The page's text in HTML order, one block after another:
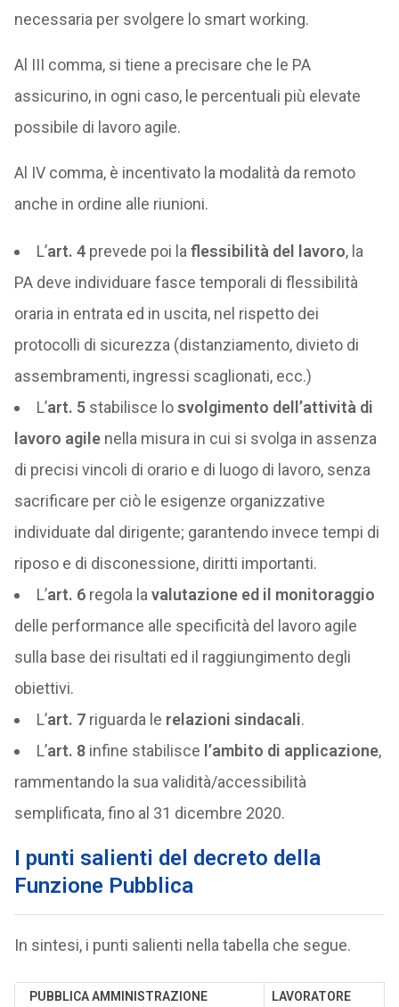
necessaria per svolgere lo smart working.
Al III comma, si tiene a precisare che le PA
assicurino, in ogni caso, le percentuali più elevate
possibile di lavoro agile.
Al IV comma, è incentivato la modalità da remoto
anche in ordine alle riunioni.
L’art. 4 prevede poi la flessibilità del lavoro, la
PA deve individuare fasce temporali di flessibilità
oraria in entrata ed in uscita, nel rispetto dei
protocolli di sicurezza (distanziamento, divieto di
assembramenti, ingressi scaglionati, ecc.)
L’art. 5 stabilisce losvolgimento dell’attività di
lavoro agilenella misura in cui si svolga in assenza
di precisi vincoli di orario e di luogo di lavoro, senza
sacrificare per ciò le esigenze organizzative
individuate dal dirigente; garantendo invece tempi di
riposo e di disconessione, diritti importanti.
L’art. 6 regola la valutazione ed il monitoraggio
delle performance alle specificità del lavoro agile
sulla base dei risultati ed il raggiungimento degli
obiettivi.
L’art. 7 riguarda le relazioni sindacali.
L’art. 8 infine stabilisce l’ambito di applicazione,
rammentando la sua validità/accessibilità
semplificata, fino al 31 dicembre 2020.
I punti salienti del decreto della
Funzione Pubblica
In sintesi, i punti salienti nella tabella che segue.
PUBBLICA AMMINISTRAZIONE LAVORATORE